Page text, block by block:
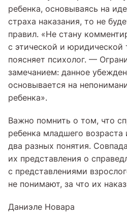
ребенка, основываясь на
страха наказания, то не
правил. «Не стану
с этической и
поясняет психолог. —
замечанием: данное
основывается на
ребенка».
Важно помнить о том, что
ребенка младшего
два разных понятия.
их представления о
с представлениями
не понимают, за что их
Даниэле Новара